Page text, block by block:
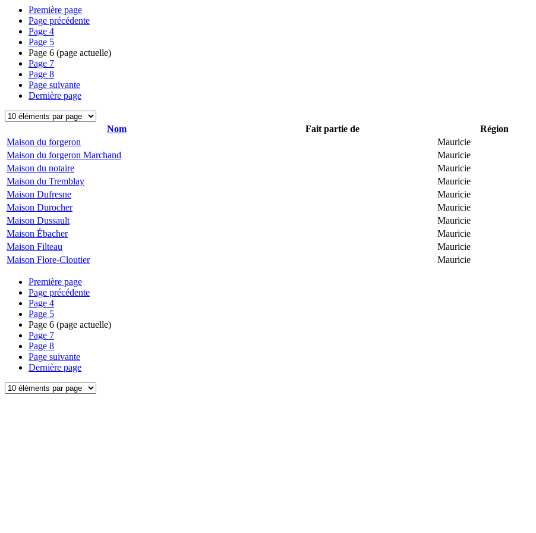
Première page
Page précédente
Page 4
Page 5
Page 6 (page actuelle)
Page 7
Page 8
Page suivante
Dernière page
Nom Fait partie de Région
Maison du forgeron
Mauricie
Maison du forgeron Marchand
Mauricie
Maison du notaire
Mauricie
Maison du Tremblay
Mauricie
Maison Dufresne
Mauricie
Maison Durocher
Mauricie
Maison Dussault
Mauricie
Maison Ébacher
Mauricie
Maison Filteau
Mauricie
Maison Flore-Cloutier
Mauricie
Première page
Page précédente
Page 4
Page 5
Page 6 (page actuelle)
Page 7
Page 8
Page suivante
Dernière page